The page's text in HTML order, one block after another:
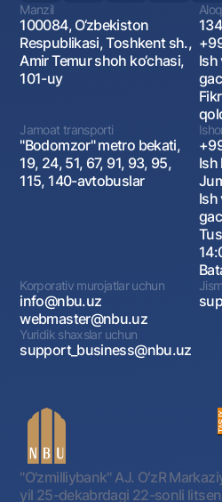
Manzil
100084, O‘zbekiston
Respublikasi, Toshkent sh.,
Amir Temur shoh ko‘chasi,
101-uy
Ish
Jamoat transporti
"Bodomzor" metro bekati,
19, 24, 51, 67, 91, 93, 95,
115, 140-avtobuslar
Ish
Ish
Korporativ murojatlar uchun
info@nbu.uz
webmaster@nbu.uz
Yuridik shaxslar uchun
support_business@nbu.uz
"O'zmilliybank" AJ. OʻzR
yil 25-dekabrdagi 22-sonli